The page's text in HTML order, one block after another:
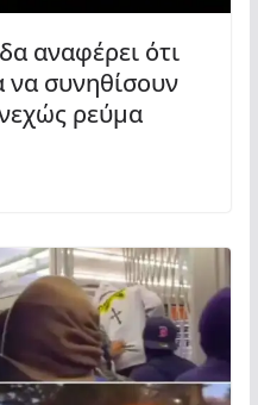
αναφέρει ότι
να συνηθίσουν
ρεύμα